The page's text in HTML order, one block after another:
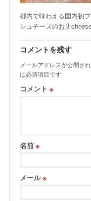
都内で味わえる国内初
シュチーズのお店
コメントを残す
メールアドレスが公開さ
は必須項目です
コメント ※
名前 ※
メール※